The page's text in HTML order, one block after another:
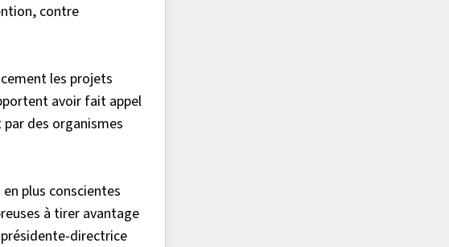
contre
les projets
avoir fait appel
des organismes
plus conscientes
à tirer avantage
directrice